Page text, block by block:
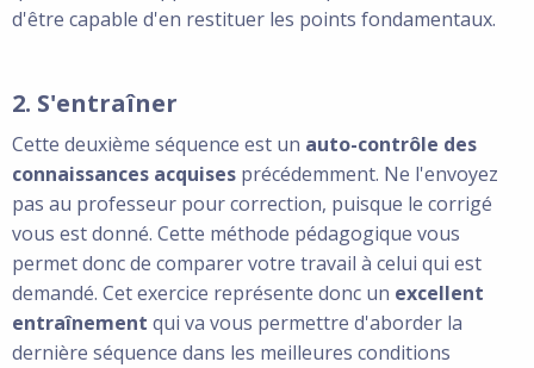
d'être capable d'en restituer les points fondamentaux.
2. S'entraîner
Cette deuxième séquence est un auto-contrôle des
connaissances acquises précédemment. Ne l'envoyez
pas au professeur pour correction, puisque le corrigé
vous est donné. Cette méthode pédagogique vous
permet donc de comparer votre travail à celui qui est
demandé. Cet exercice représente donc un excellent
entraînement qui va vous permettre d'aborder la
dernière séquence dans les meilleures conditions